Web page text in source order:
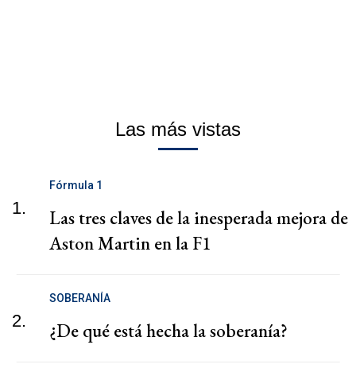
Las más vistas
1.
Fórmula 1
Las tres claves de la inesperada mejora de
Aston Martin en la F1
2.
SOBERANÍA
¿De qué está hecha la soberanía?